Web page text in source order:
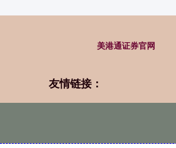
美港通证券官网
友情链接：